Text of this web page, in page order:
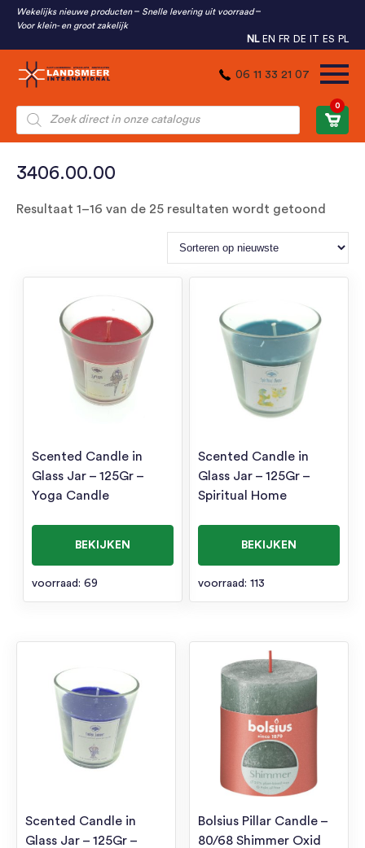
Wekelijks nieuwe producten
Snelle levering uit voorraad
Voor klein- en groot zakelijk
NL EN FR DE IT ES PL
06 11 33 21 07
Producten
zoeken
0
3406.00.00
Resultaat 1–16 van de 25 resultaten wordt getoond
Scented Candle in
Glass Jar – 125Gr –
Yoga Candle
BEKIJKEN
voorraad: 69
Scented Candle in
Glass Jar – 125Gr –
Spiritual Home
BEKIJKEN
voorraad: 113
Scented Candle in
Glass Jar – 125Gr –
Bolsius Pillar Candle –
80/68 Shimmer Oxid